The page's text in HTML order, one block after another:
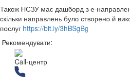
Також НСЗУ має дашборд з е-
скільки направлень було створено й
послуг https://bit.ly/3hBSgBg
Рекомендувати:
Call-центр